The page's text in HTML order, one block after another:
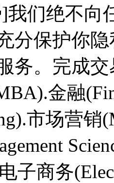
我们绝不向
分保护你
务。完成交
金融
市场营销
子商务